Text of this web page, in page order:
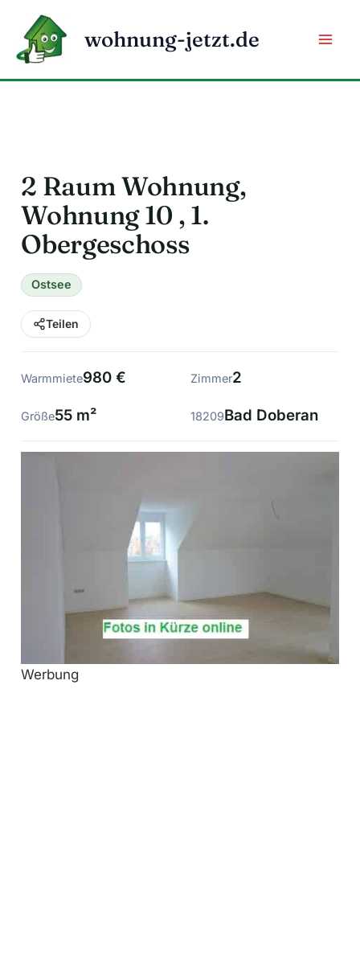
Inhalt
springen
wohnung-jetzt.de
2 Raum Wohnung,
Wohnung 10 , 1.
Obergeschoss
Ostsee
Teilen
Warmmiete980 € Zimmer2
Größe55 m² 18209Bad Doberan
Werbung